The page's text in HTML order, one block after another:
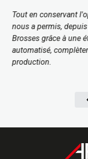
Tout en conservant
nous a permis,
Brosses grâce à une
automatisé,
production.